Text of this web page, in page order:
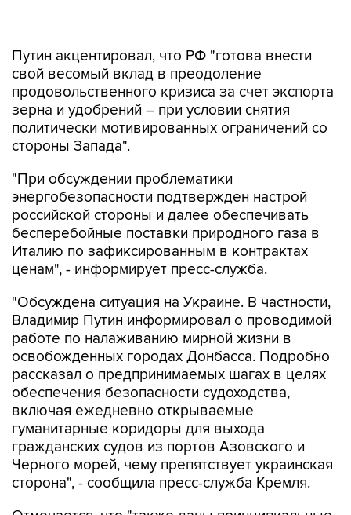
Путин акцентировал, что РФ "готова внести
свой весомый вклад в преодоление
продовольственного кризиса за счет экспорта
зерна и удобрений – при условии снятия
политически мотивированных ограничений со
стороны Запада".
"При обсуждении проблематики
энергобезопасности подтвержден настрой
российской стороны и далее обеспечивать
бесперебойные поставки природного газа в
Италию по зафиксированным в контрактах
ценам", - информирует пресс-служба.
"Обсуждена ситуация на Украине. В частности,
Владимир Путин информировал о проводимой
работе по налаживанию мирной жизни в
освобожденных городах Донбасса. Подробно
рассказал о предпринимаемых шагах в целях
обеспечения безопасности судоходства,
включая ежедневно открываемые
гуманитарные коридоры для выхода
гражданских судов из портов Азовского и
Черного морей, чему препятствует украинская
сторона", - сообщила пресс-служба Кремля.